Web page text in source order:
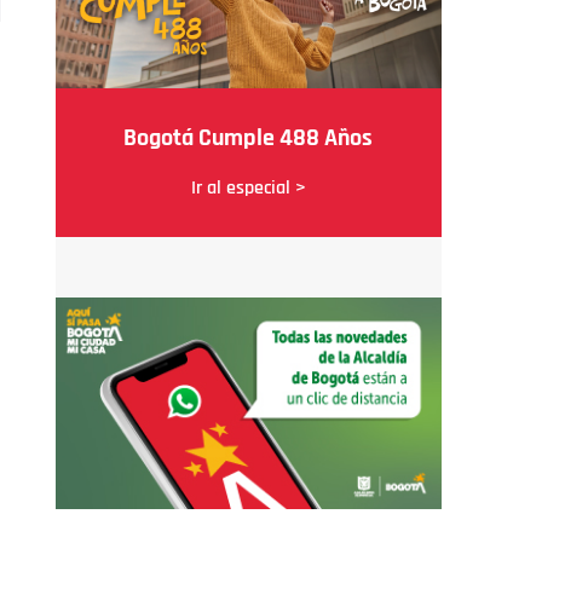
Bogotá Cumple 488 Años
Ir al especial >